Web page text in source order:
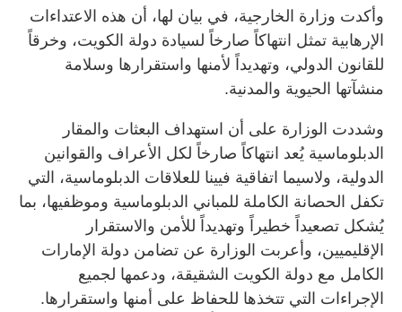
وأكدت وزارة الخارجية، في بيان لها، أن هذه الاعتداءات
الإرهابية تمثل انتهاكاً صارخاً لسيادة دولة الكويت، وخرقاً
للقانون الدولي، وتهديداً لأمنها واستقرارها وسلامة
منشآتها الحيوية والمدنية.
وشددت الوزارة على أن استهداف البعثات والمقار
الدبلوماسية يُعد انتهاكاً صارخاً لكل الأعراف والقوانين
الدولية، ولاسيما اتفاقية فيينا للعلاقات الدبلوماسية، التي
تكفل الحصانة الكاملة للمباني الدبلوماسية وموظفيها، بما
يُشكل تصعيداً خطيراً وتهديداً للأمن والاستقرار
الإقليميين، وأعربت الوزارة عن تضامن دولة الإمارات
الكامل مع دولة الكويت الشقيقة، ودعمها لجميع
الإجراءات التي تتخذها للحفاظ على أمنها واستقرارها.